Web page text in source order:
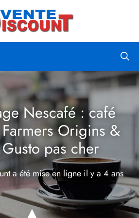
Nescafé : café
Origins &
pas cher
a été mise en ligne il y a 4 ans